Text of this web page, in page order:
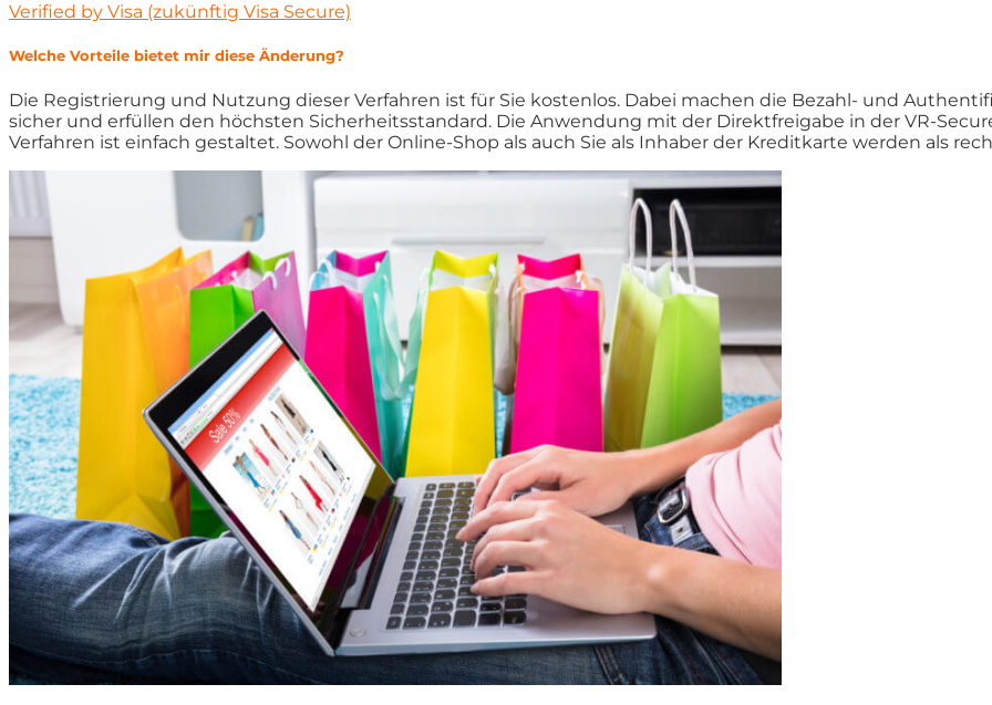
Verified by Visa (zukünftig Visa Secure)
Welche Vorteile bietet mir diese Änderung?
Die Registrierung und Nutzung dieser Verfahren ist für Sie kostenlos. Dabei machen die Bezahl- und
sicher und erfüllen den höchsten Sicherheitsstandard. Die Anwendung mit der Direktfreigabe in der VR-
Verfahren ist einfach gestaltet. Sowohl der Online-Shop als auch Sie als Inhaber der Kreditkarte werden als